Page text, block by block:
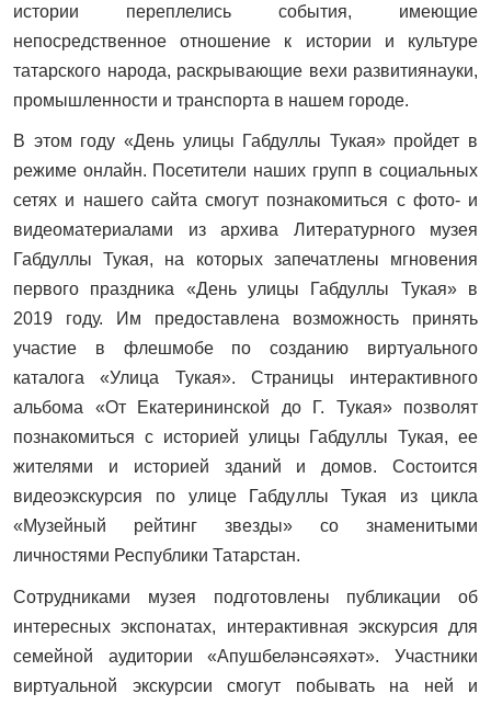
истории переплелись события, имеющие
непосредственное отношение к истории и культуре
татарского народа, раскрывающие вехи развитиянауки,
промышленности и транспорта в нашем городе.
В этом году «День улицы Габдуллы Тукая» пройдет в
режиме онлайн. Посетители наших групп в социальных
сетях и нашего сайта смогут познакомиться с фото- и
видеоматериалами из архива Литературного музея
Габдуллы Тукая, на которых запечатлены мгновения
первого праздника «День улицы Габдуллы Тукая» в
2019 году. Им предоставлена возможность принять
участие в флешмобе по созданию виртуального
каталога «Улица Тукая». Страницы интерактивного
альбома «От Екатерининской до Г. Тукая» позволят
познакомиться с историей улицы Габдуллы Тукая, ее
жителями и историей зданий и домов. Состоится
видеоэкскурсия по улице Габдуллы Тукая из цикла
«Музейный рейтинг звезды» со знаменитыми
личностями Республики Татарстан.
Сотрудниками музея подготовлены публикации об
интересных экспонатах, интерактивная экскурсия для
семейной аудитории «Апушбеләнсәяхәт». Участники
виртуальной экскурсии смогут побывать на ней и